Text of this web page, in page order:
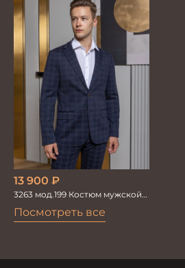
Посмотреть все
13 900 ₽
3263 мод.199 Костюм мужской
трикотажный т.син в клетку